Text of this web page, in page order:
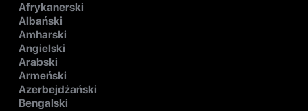
Afrykanerski
Albański
Amharski
Angielski
Arabski
Armeński
Azerbejdżański
Bengalski